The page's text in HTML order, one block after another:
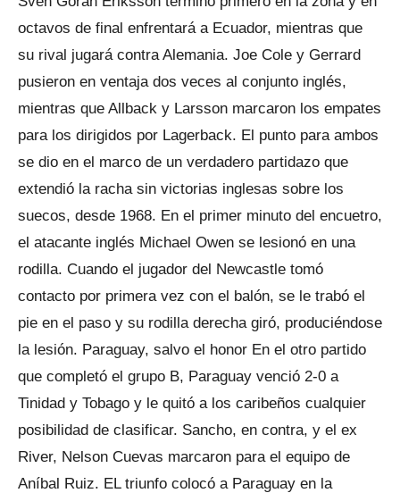
octavos de final enfrentará a Ecuador, mientras que
su rival jugará contra Alemania. Joe Cole y Gerrard
pusieron en ventaja dos veces al conjunto inglés,
mientras que Allback y Larsson marcaron los empates
para los dirigidos por Lagerback. El punto para ambos
se dio en el marco de un verdadero partidazo que
extendió la racha sin victorias inglesas sobre los
suecos, desde 1968. En el primer minuto del encuetro,
el atacante inglés Michael Owen se lesionó en una
rodilla. Cuando el jugador del Newcastle tomó
contacto por primera vez con el balón, se le trabó el
pie en el paso y su rodilla derecha giró, produciéndose
la lesión. Paraguay, salvo el honor En el otro partido
que completó el grupo B, Paraguay venció 2-0 a
Tinidad y Tobago y le quitó a los caribeños cualquier
posibilidad de clasificar. Sancho, en contra, y el ex
River, Nelson Cuevas marcaron para el equipo de
Aníbal Ruiz. EL triunfo colocó a Paraguay en la